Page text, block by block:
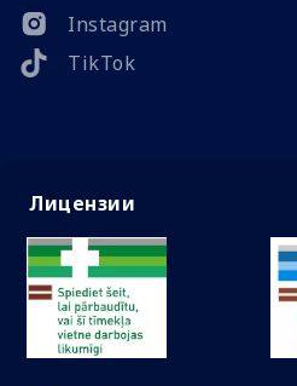
Instagram
TikTok
Лицензии